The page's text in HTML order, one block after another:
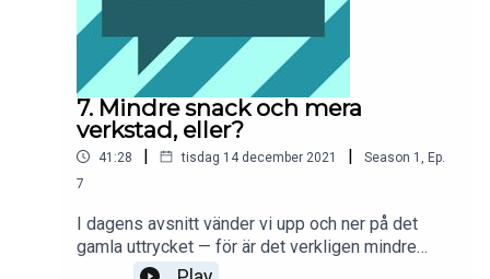
7. Mindre snack och mera
verkstad, eller?
41:28 | tisdag 14 december 2021 | Season 1 , Ep.
7
I dagens avsnitt vänder vi upp och ner på det
gamla uttrycket — för är det verkligen mindre
snack som behövs? Nej, inte om du frågar Johan